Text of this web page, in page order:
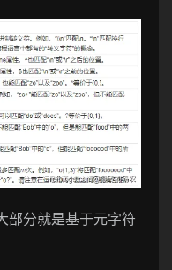
部分就是基于元字符